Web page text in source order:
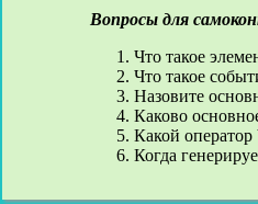
Вопросы для
Что такое
Что такое
Назовите
Каково
Какой
Когда